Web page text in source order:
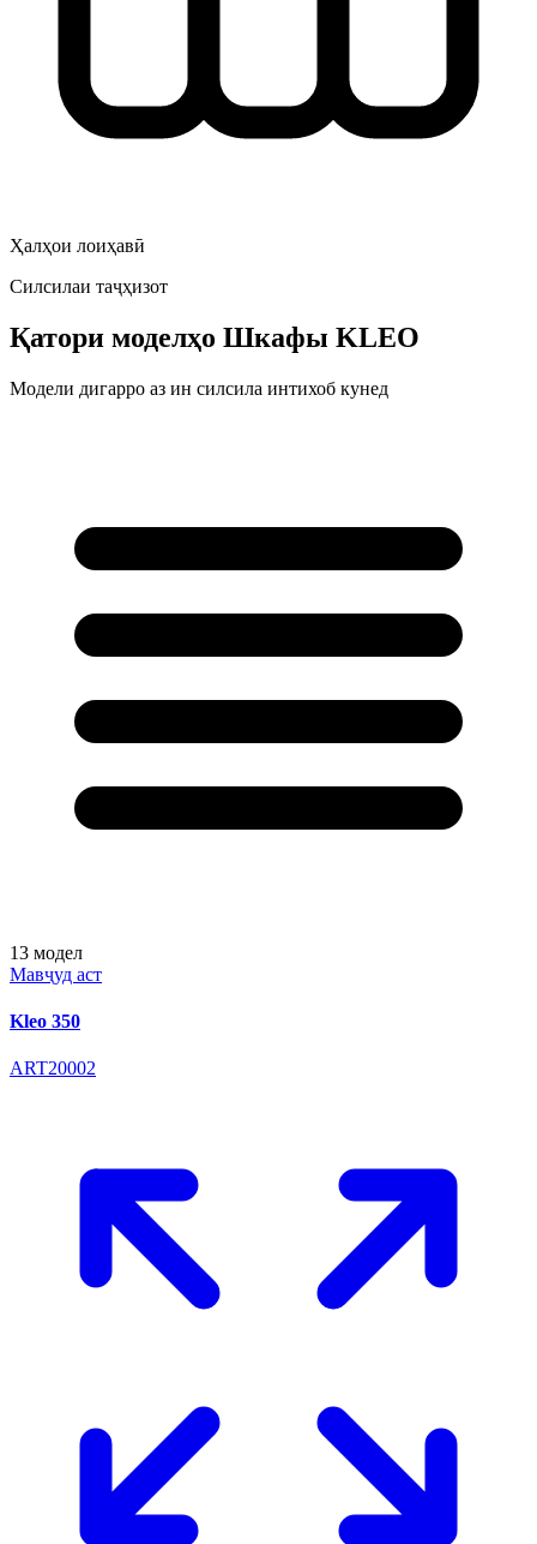
Ҳалҳои лоиҳавӣ
Силсилаи таҷҳизот
Қатори моделҳо Шкафы KLEO
Модели дигарро аз ин силсила интихоб кунед
13 модел
Мавҷуд аст
Kleo 350
ART20002